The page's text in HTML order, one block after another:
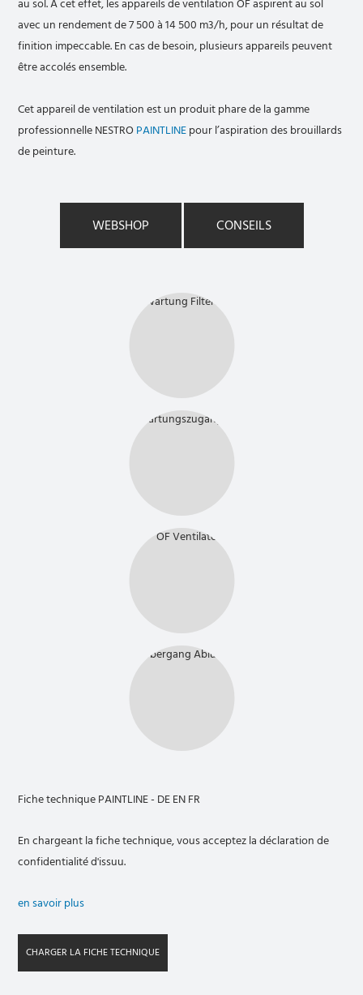
avec un rendement de 7 500 à 14 500 m3/h, pour un résultat de
finition impeccable. En cas de besoin, plusieurs appareils peuvent
être accolés ensemble.
Cet appareil de ventilation est un produit phare de la gamme
professionnelle NESTROPAINTLINEpour l’aspiration des brouillards
de peinture.
WEBSHOP CONSEILS
Fiche technique PAINTLINE - DE EN FR
En chargeant la fiche technique, vous acceptez la déclaration de
confidentialité d'issuu.
en savoir plus
CHARGER LA FICHE TECHNIQUE